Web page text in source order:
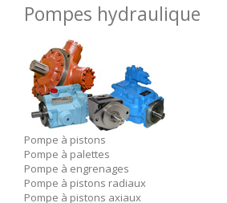
Pompes hydraulique
Pompe à pistons
Pompe à palettes
Pompe à engrenages
Pompe à pistons radiaux
Pompe à pistons axiaux